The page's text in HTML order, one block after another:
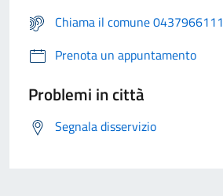
Chiama il comune 0437966111
Prenota un appuntamento
Problemi in città
Segnala disservizio